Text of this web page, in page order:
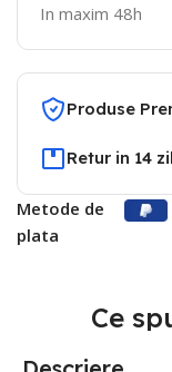
In maxim 48h
Produse
Retur in 14
Metode de
plata
Ce